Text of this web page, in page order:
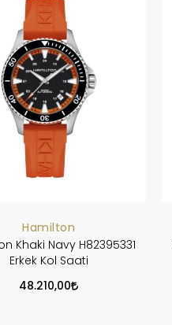
Hamilton
Khaki Navy H82395331
Erkek Kol Saati
48.210,00